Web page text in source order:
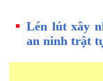
Lén lút xây
an ninh trật